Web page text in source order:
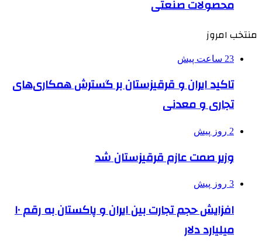
محصولات صنعتی
منتخب امروز
23 ساعت پیش
تاکید ایران و قرقیزستان بر گسترش همکاری‌های
تجاری و معدنی
2 روز پیش
وزیر صمت عازم قرقیزستان شد
3 روز پیش
افزایش حجم تجارت بین ایران و پاکستان به رقم ۱۰
میلیارد دلار